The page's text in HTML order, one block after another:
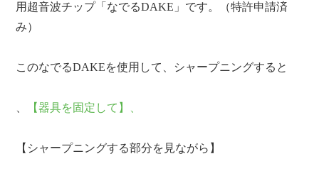
用超音波チップ「なでるDAKE」です。（特許申請済
み）
このなでるDAKEを使用して、シャープニングすると
【器具を固定して】、
【シャープニングする部分を見ながら】